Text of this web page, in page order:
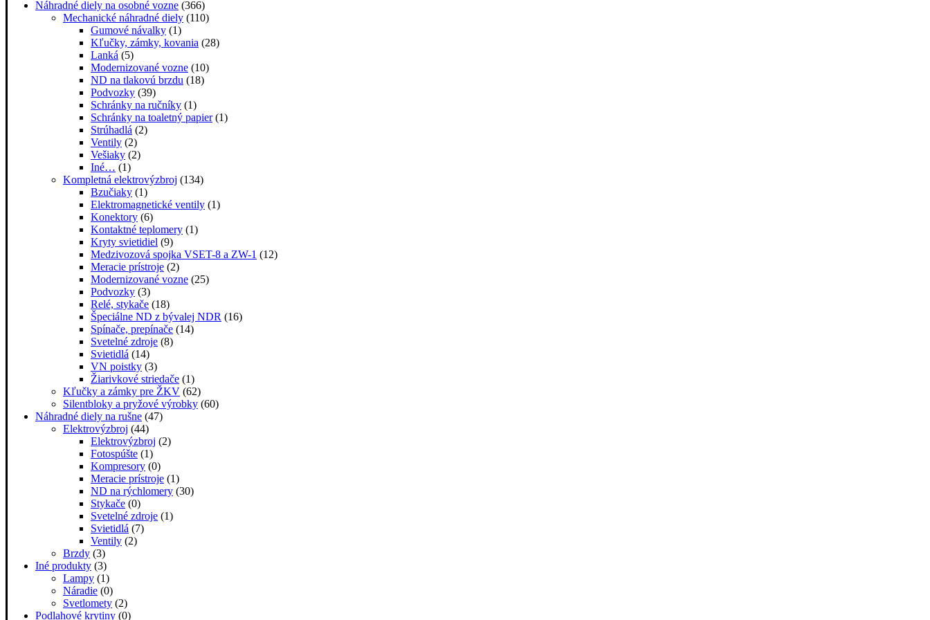
Náhradné diely na osobné vozne (366)
Mechanické náhradné diely (110)
Gumové návalky (1)
Kľučky, zámky, kovania (28)
Lanká (5)
Modernizované vozne (10)
ND na tlakovú brzdu (18)
Podvozky (39)
Schránky na ručníky (1)
Schránky na toaletný papier (1)
Strúhadlá (2)
Ventily (2)
Vešiaky (2)
Iné… (1)
Kompletná elektrovýzbroj (134)
Bzučiaky (1)
Elektromagnetické ventily (1)
Konektory (6)
Kontaktné teplomery (1)
Kryty svietidiel (9)
Medzivozová spojka VSET-8 a ZW-1 (12)
Meracie prístroje (2)
Modernizované vozne (25)
Podvozky (3)
Relé, stykače (18)
Špeciálne ND z bývalej NDR (16)
Spínače, prepínače (14)
Svetelné zdroje (8)
Svietidlá (14)
VN poistky (3)
Žiarivkové striedače (1)
Kľučky a zámky pre ŽKV (62)
Silentbloky a pryžové výrobky (60)
Náhradné diely na rušne (47)
Elektrovýzbroj (44)
Elektrovýzbroj (2)
Fotospúšte (1)
Kompresory (0)
Meracie prístroje (1)
ND na rýchlomery (30)
Stykače (0)
Svetelné zdroje (1)
Svietidlá (7)
Ventily (2)
Brzdy (3)
Iné produkty (3)
Lampy (1)
Náradie (0)
Svetlomety (2)
Podlahové krytiny (0)